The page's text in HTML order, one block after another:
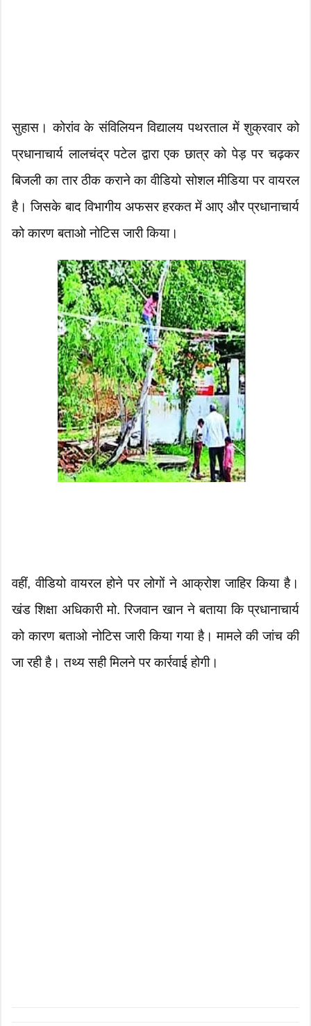
सुहास। कोरांव के संविलियन विद्यालय पथरताल में शुक्रवार को
प्रधानाचार्य लालचंद्र पटेल द्वारा एक छात्र को पेड़ पर चढ़कर
बिजली का तार ठीक कराने का वीडियो सोशल मीडिया पर वायरल
है। जिसके बाद विभागीय अफसर हरकत में आए और प्रधानाचार्य
को कारण बताओ नोटिस जारी किया।
वहीं, वीडियो वायरल होने पर लोगों ने आक्रोश जाहिर किया है।
खंड शिक्षा अधिकारी मो. रिजवान खान ने बताया कि प्रधानाचार्य
को कारण बताओ नोटिस जारी किया गया है। मामले की जांच की
जा रही है। तथ्य सही मिलने पर कार्रवाई होगी।